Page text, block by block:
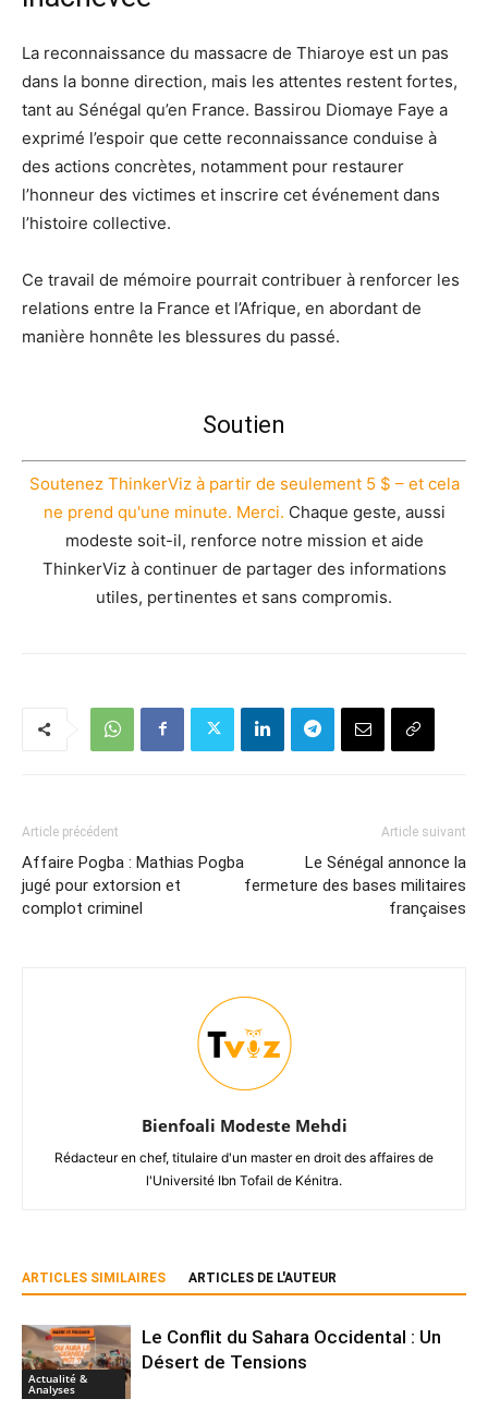
La reconnaissance du massacre de Thiaroye est un pas
dans la bonne direction, mais les attentes restent fortes,
tant au Sénégal qu’en France. Bassirou Diomaye Faye a
exprimé l’espoir que cette reconnaissance conduise à
des actions concrètes, notamment pour restaurer
l’honneur des victimes et inscrire cet événement dans
l’histoire collective.
Ce travail de mémoire pourrait contribuer à renforcer les
relations entre la France et l’Afrique, en abordant de
manière honnête les blessures du passé.
Soutien
Soutenez ThinkerViz à partir de seulement 5 $ – et cela
ne prend qu'une minute. Merci. Chaque geste, aussi
modeste soit-il, renforce notre mission et aide
ThinkerViz à continuer de partager des informations
utiles, pertinentes et sans compromis.
Article précédent
Affaire Pogba : Mathias Pogba
jugé pour extorsion et
complot criminel
Article suivant
Le Sénégal annonce la
fermeture des bases militaires
françaises
Bienfoali Modeste Mehdi
Rédacteur en chef, titulaire d'un master en droit des affaires de
l'Université Ibn Tofail de Kénitra.
ARTICLES SIMILAIRES ARTICLES DE L'AUTEUR
Actualité &
Analyses
Le Conflit du Sahara Occidental : Un
Désert de Tensions